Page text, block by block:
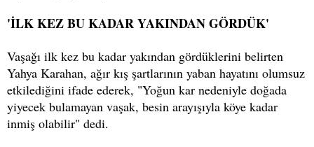
'İLK KEZ BU KADAR YAKINDAN GÖRDÜK'
Vaşağı ilk kez bu kadar yakından gördüklerini belirten
Yahya Karahan, ağır kış şartlarının yaban hayatını olumsuz
etkilediğini ifade ederek, "Yoğun kar nedeniyle doğada
yiyecek bulamayan vaşak, besin arayışıyla köye kadar
inmiş olabilir" dedi.